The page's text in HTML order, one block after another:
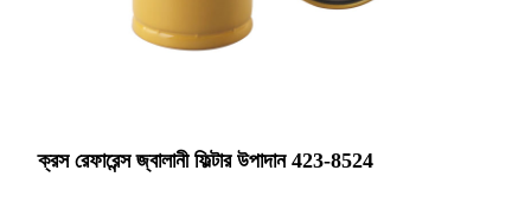
ক্রস রেফারেন্স জ্বালানী ফিল্টার উপাদান 423-8524